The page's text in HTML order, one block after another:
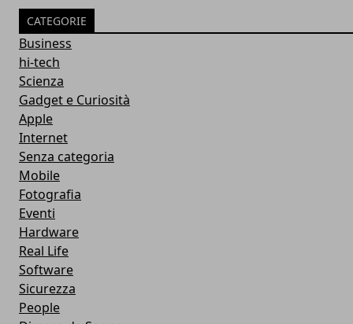
CATEGORIE
Business
hi-tech
Scienza
Gadget e Curiosità
Apple
Internet
Senza categoria
Mobile
Fotografia
Eventi
Hardware
Real Life
Software
Sicurezza
People